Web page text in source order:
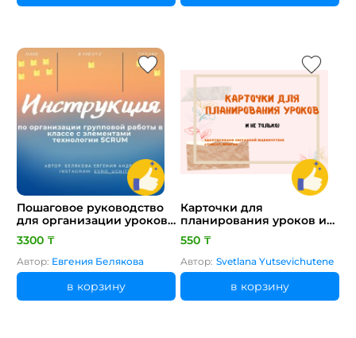
Пошаговое руководство
для организации уроков
с элементами технологии
SCRUM + готовые
шаблоны для материалов
в .docx + примеры
заполнения шаблонов
3300 ₸
Автор: Евгения Белякова
в корзину
Карточки для
планирования уроков и
не только
550 ₸
Автор: Svetlana Yutsevichutene
в корзину